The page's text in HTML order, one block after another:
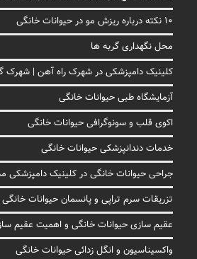
10 نکته درباره ریزش مو در حیوانات خانگی
محل نگهداری گربه ها
کلینیک دامپزشکی در شهرک راه آهن | شهرک
آزمایشگاه طبی حیوانات خانگی
اکوی قلب و سونوگرافی حیوانات خانگی
خدمات دندانپزشکی حیوانات خانگی
جراحی حیوانات خانگی در کلینیک دامپزشکی
تزریقات سرم تراپی و پانسمان حیوانات خانگی
عقیم سازی حیوانات خانگی و اهمیت عقیم
واکسیناسیون و انگل زدائی حیوانات خانگی